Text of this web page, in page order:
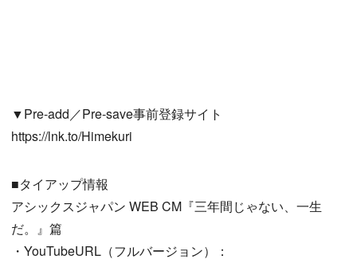
▼Pre-add／Pre-save事前登録サイト
https://lnk.to/Himekuri
■タイアップ情報
アシックスジャパン WEB CM『三年間じゃない、一生
だ。』篇
・YouTubeURL（フルバージョン）：